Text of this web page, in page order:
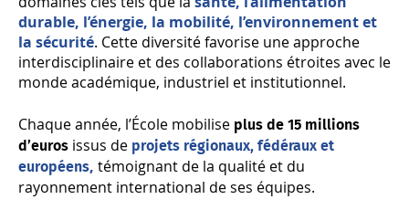
durable, l’énergie, la mobilité, l’environnement et
la sécurité. Cette diversité favorise une approche
interdisciplinaire et des collaborations étroites avec le
monde académique, industriel et institutionnel.
Chaque année, l’École mobilise plus de 15 millions
d’euros issus de projets régionaux, fédéraux et
européens, témoignant de la qualité et du
rayonnement international de ses équipes.